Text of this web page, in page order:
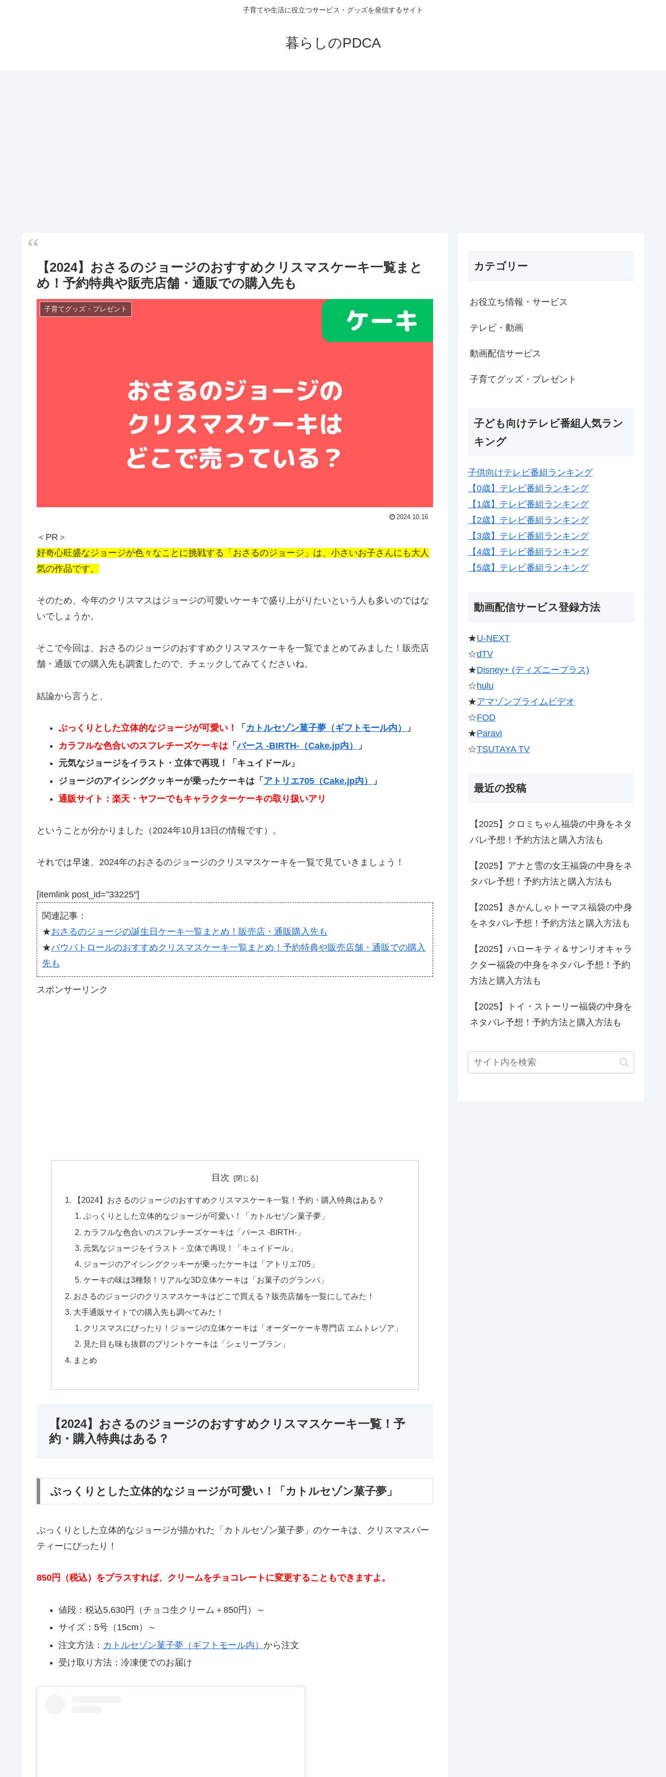
子育てや生活に役立つサービス・グッズを発信するサイト
暮らしのPDCA
【2024】おさるのジョージのおすすめクリスマスケーキ一覧まと
め！予約特典や販売店舗・通販での購入先も
子育てグッズ・プレゼント
2024.10.16
＜PR＞
好奇心旺盛なジョージが色々なことに挑戦する「おさるのジョージ」は、小さいお子さんにも大人
気の作品です。
そのため、今年のクリスマスはジョージの可愛いケーキで盛り上がりたいという人も多いのではな
いでしょうか。
そこで今回は、おさるのジョージのおすすめクリスマスケーキを一覧でまとめてみました！販売店
舗・通販での購入先も調査したので、チェックしてみてくださいね。
結論から言うと、
ぷっくりとした立体的なジョージが可愛い！ 「 カトルセゾン菓子夢（ギフトモール内）
」
カラフルな色合いのスフレチーズケーキは 「バース -BIRTH-（Cake.jp内）
」
元気なジョージをイラスト・立体で再現！「キュイドール」
ジョージのアイシングクッキーが乗ったケーキは「 アトリエ705（Cake.jp内）
」
通販サイト：楽天・ヤフーでもキャラクターケーキの取り扱いアリ
ということが分かりました（2024年10月13日の情報です）。
それでは早速、2024年のおさるのジョージのクリスマスケーキを一覧で見ていきましょう！
[itemlink post_id=”33225″]
関連記事：
★おさるのジョージの誕生日ケーキ一覧まとめ！販売店・通販購入先も
★パウパトロールのおすすめクリスマスケーキ一覧まとめ！予約特典や販売店舗・通販での購入
先も
スポンサーリンク
目次
【2024】おさるのジョージのおすすめクリスマスケーキ一覧！予約・購入特典はある？
ぷっくりとした立体的なジョージが可愛い！「カトルセゾン菓子夢」
カラフルな色合いのスフレチーズケーキは「バース -BIRTH-」
元気なジョージをイラスト・立体で再現！「キュイドール」
ジョージのアイシングクッキーが乗ったケーキは「アトリエ705」
ケーキの味は3種類！リアルな3D立体ケーキは「お菓子のグランパ」
おさるのジョージのクリスマスケーキはどこで買える？販売店舗を一覧にしてみた！
大手通販サイトでの購入先も調べてみた！
クリスマスにぴったり！ジョージの立体ケーキは「オーダーケーキ専門店 エムトレゾア」
見た目も味も抜群のプリントケーキは「シェリーブラン」
まとめ
【2024】おさるのジョージのおすすめクリスマスケーキ一覧！予
約・購入特典はある？
ぷっくりとした立体的なジョージが可愛い！「カトルセゾン菓子夢」
ぷっくりとした立体的なジョージが描かれた「カトルセゾン菓子夢」のケーキは、クリスマスパー
ティーにぴったり！
850円（税込）をプラスすれば、クリームをチョコレートに変更することもできますよ。
値段：税込5,630円（チョコ生クリーム＋850円）～
サイズ：5号（15cm）～
注文方法： カトルセゾン菓子夢（ギフトモール内） から注文
受け取り方法：冷凍便でのお届け
カテゴリー
お役立ち情報・サービス
テレビ・動画
動画配信サービス
子育てグッズ・プレゼント
子ども向けテレビ番組人気ラン
キング
子供向けテレビ番組ランキング
【0歳】テレビ番組ランキング
【1歳】テレビ番組ランキング
【2歳】テレビ番組ランキング
【3歳】テレビ番組ランキング
【4歳】テレビ番組ランキング
【5歳】テレビ番組ランキング
動画配信サービス登録方法
★U-NEXT
☆dTV
★Disney+ (ディズニープラス)
☆hulu
★アマゾンプライムビデオ
☆FOD
★Paravi
☆TSUTAYA TV
最近の投稿
【2025】クロミちゃん福袋の中身をネタ
バレ予想！予約方法と購入方法も
【2025】アナと雪の女王福袋の中身をネ
タバレ予想！予約方法と購入方法も
【2025】きかんしゃトーマス福袋の中身
をネタバレ予想！予約方法と購入方法も
【2025】ハローキティ＆サンリオキャラ
クター福袋の中身をネタバレ予想！予約
方法と購入方法も
【2025】トイ・ストーリー福袋の中身を
ネタバレ予想！予約方法と購入方法も